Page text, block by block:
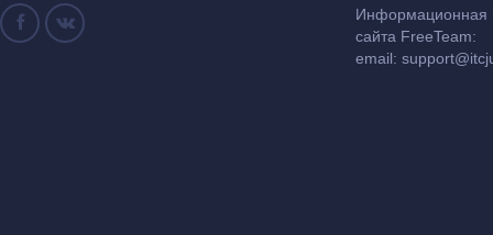
Информационная
сайта FreeTeam:
email: